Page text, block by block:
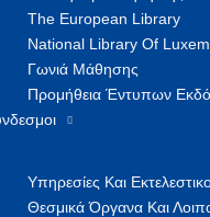
The European Library
National Library Of
Γωνιά Μάθησης
Προμήθεια Έντυπων
Υπηρεσίες Και
Θεσμικά Όργανα Και